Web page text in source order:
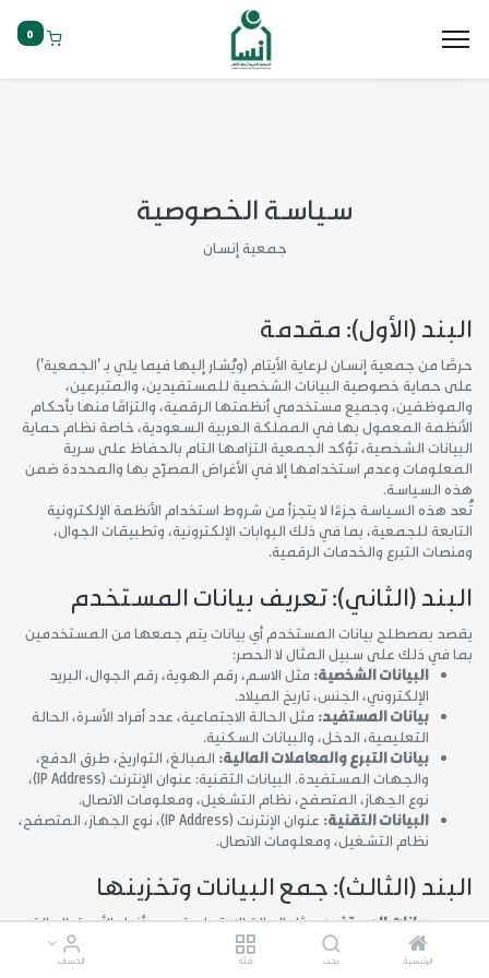
الرئيسية بحث فئة الحساب
0
سياسة الخصوصية
جمعية إنسان
البند (الأول): مقدمة
حرصًا من جمعية إنسان لرعاية الأيتام (ويُشار إليها فيما يلي بـ 'الجمعية')
على حماية خصوصية البيانات الشخصية للمستفيدين، والمتبرعين،
والموظفين، وجميع مستخدمي أنظمتها الرقمية، والتزامًا منها بأحكام
الأنظمة المعمول بها في المملكة العربية السعودية، خاصة نظام حماية
البيانات الشخصية، تؤكد الجمعية التزامها التام بالحفاظ على سرية
المعلومات وعدم استخدامها إلا في الأغراض المصرّح بها والمحددة ضمن
هذه السياسة.
تُعد هذه السياسة جزءًا لا يتجزأ من شروط استخدام الأنظمة الإلكترونية
التابعة للجمعية، بما في ذلك البوابات الإلكترونية، وتطبيقات الجوال،
ومنصات التبرع والخدمات الرقمية.
البند (الثاني): تعريف بيانات المستخدم
يقصد بمصطلح بيانات المستخدم أي بيانات يتم جمعها من المستخدمين
بما في ذلك على سبيل المثال لا الحصر:
البيانات الشخصية: مثل الاسم، رقم الهوية، رقم الجوال، البريد
الإلكتروني، الجنس، تاريخ الميلاد.
بيانات المستفيد: مثل الحالة الاجتماعية، عدد أفراد الأسرة، الحالة
التعليمية، الدخل، والبيانات السكنية.
بيانات التبرع والمعاملات المالية: المبالغ، التواريخ، طرق الدفع،
والجهات المستفيدة. البيانات التقنية: عنوان الإنترنت (IP Address)،
نوع الجهاز، المتصفح، نظام التشغيل، ومعلومات الاتصال.
البيانات التقنية:
عنوان الإنترنت (IP Address)، نوع الجهاز، المتصفح،
نظام التشغيل، ومعلومات الاتصال.
البند (الثالث): جمع البيانات وتخزينها
بيانات المستفيد:مثل الحالة الاجتماعية، عدد أفراد الأسرة، الحالة
التعليمية، الدخل، والبيانات السكنية.
تخزين البيانات:تُخزّن البيانات في خوادم آمنة داخل المملكة العربية